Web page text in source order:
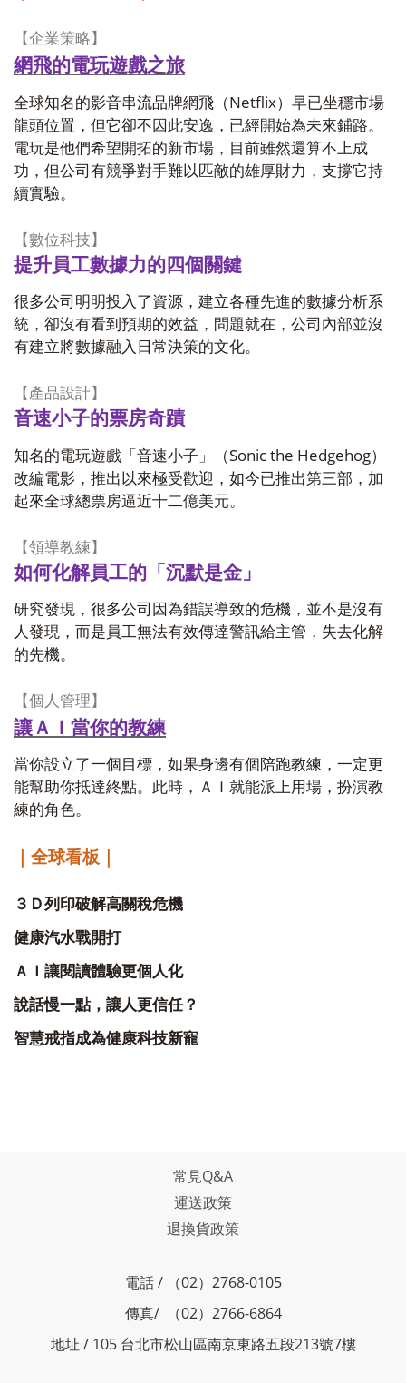
【企業策略】
網飛的電玩遊戲之旅
全球知名的影音串流品牌網飛（Netflix）早已坐穩市場
龍頭位置，但它卻不因此安逸，已經開始為未來鋪路。
電玩是他們希望開拓的新市場，目前雖然還算不上成
功，但公司有競爭對手難以匹敵的雄厚財力，支撐它持
續實驗。
【數位科技】
提升員工數據力的四個關鍵
很多公司明明投入了資源，建立各種先進的數據分析系
統，卻沒有看到預期的效益，問題就在，公司內部並沒
有建立將數據融入日常決策的文化。
【產品設計】
音速小子的票房奇蹟
知名的電玩遊戲「音速小子」（Sonic the Hedgehog）
改編電影，推出以來極受歡迎，如今已推出第三部，加
起來全球總票房逼近十二億美元。
【領導教練】
如何化解員工的「沉默是金」
研究發現，很多公司因為錯誤導致的危機，並不是沒有
人發現，而是員工無法有效傳達警訊給主管，失去化解
的先機。
【個人管理】
讓ＡＩ當你的教練
當你設立了一個目標，如果身邊有個陪跑教練，一定更
能幫助你抵達終點。此時，ＡＩ就能派上用場，扮演教
練的角色。
｜全球看板｜
３Ｄ列印破解高關稅危機
健康汽水戰開打
ＡＩ讓閱讀體驗更個人化
說話慢一點，讓人更信任？
智慧戒指成為健康科技新寵
常見Q&A
運送政策
退換貨政策
電話 / （02）2768-0105
傳真/ （02）2766-6864
地址 / 105 台北市松山區南京東路五段213號7樓